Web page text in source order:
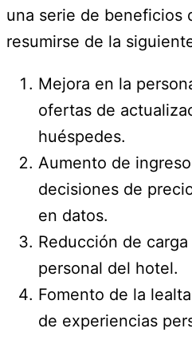
una serie de beneficios
resumirse de la
Mejora en la
ofertas de
huéspedes.
Aumento de
decisiones de
en datos.
Reducción de
personal del hotel.
Fomento de la
de experiencias